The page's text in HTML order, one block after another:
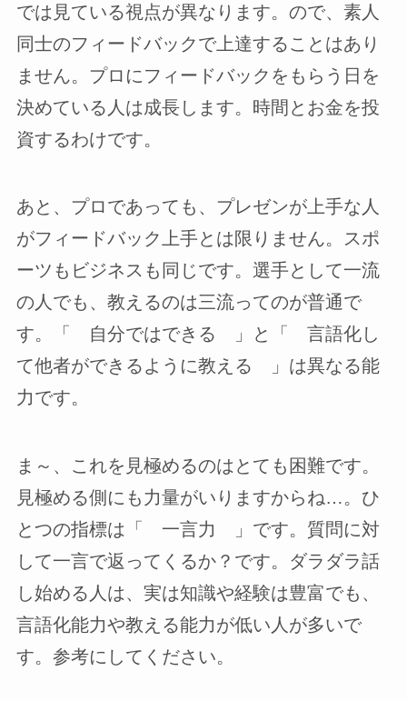
では見ている視点が異なります。ので、素人
同士のフィードバックで上達することはあり
ません。プロにフィードバックをもらう日を
決めている人は成長します。時間とお金を投
資するわけです。
あと、プロであっても、プレゼンが上手な人
がフィードバック上手とは限りません。スポ
ーツもビジネスも同じです。選手として一流
の人でも、教えるのは三流ってのが普通で
す。「 自分ではできる 」と「 言語化し
て他者ができるように教える 」は異なる能
力です。
ま～、これを見極めるのはとても困難です。
見極める側にも力量がいりますからね…。ひ
とつの指標は「 一言力 」です。質問に対
して一言で返ってくるか？です。ダラダラ話
し始める人は、実は知識や経験は豊富でも、
言語化能力や教える能力が低い人が多いで
す。参考にしてください。